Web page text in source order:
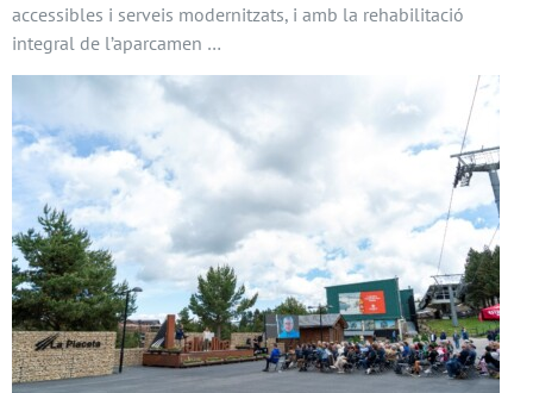
accessibles i serveis modernitzats, i amb la rehabilitació
integral de l’aparcamen …